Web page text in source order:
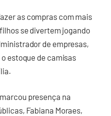
as compras com mais
se divertem jogando
de empresas,
estoque de camisas
presença na
Fabiana Moraes,